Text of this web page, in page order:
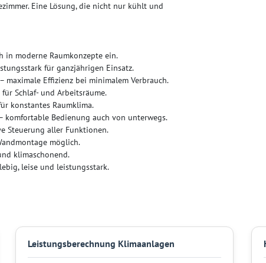
Eine Lösung, die nicht nur kühlt und
in moderne Raumkonzepte ein.
für ganzjährigen Einsatz.
maximale Effizienz bei minimalem Verbrauch.
Schlaf- und Arbeitsräume.
konstantes Raumklima.
komfortable Bedienung auch von unterwegs.
Steuerung aller Funktionen.
möglich.
klimaschonend.
leise und leistungsstark.
Leistungsberechnung Klimaanlagen